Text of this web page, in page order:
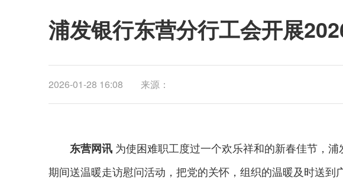
浦发银行东营分行工会开展
2026-01-28 16:08 来源：
东营网讯 为使困难职工度过一个欢乐祥和的新春佳节，
期间送温暖走访慰问活动，把党的关怀，组织的温暖及时送到